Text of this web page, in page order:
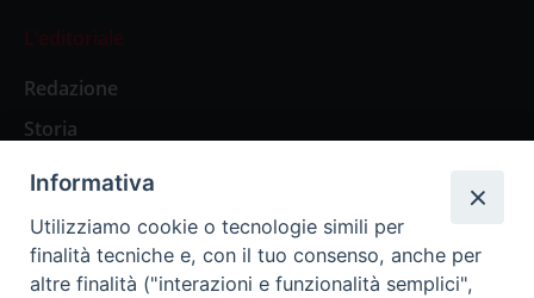
L’editoriale
Redazione
Storia
Abbonamenti
Abbonamento Annuale Digitale
Informativa
Utilizziamo cookie o tecnologie simili per
finalità tecniche e, con il tuo consenso, anche per
altre finalità ("interazioni e funzionalità semplici",